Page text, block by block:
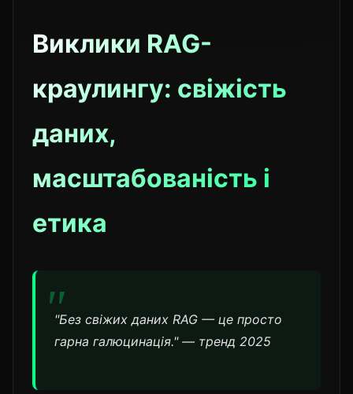
Виклики RAG-
краулингу: свіжість
даних,
масштабованість і
етика
"Без свіжих даних RAG — це просто
гарна галюцинація." — тренд 2025